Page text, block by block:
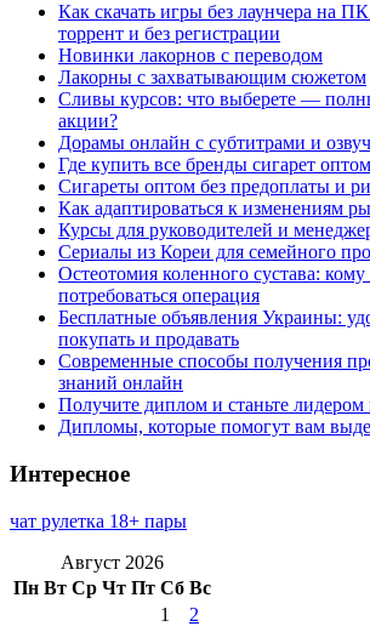
Как скачать игры без лаунчера на
торрент и без регистрации
Новинки лакорнов с переводом
Лакорны с захватывающим сюжетом
Сливы курсов: что выберете —
акции?
Дорамы онлайн с субтитрами и
Где купить все бренды сигарет оптом
Сигареты оптом без предоплаты и
Как адаптироваться к изменениям
Курсы для руководителей и
Сериалы из Кореи для семейного
Остеотомия коленного сустава:
потребоваться операция
Бесплатные объявления Украины:
покупать и продавать
Современные способы получения
знаний онлайн
Получите диплом и станьте лидером
Дипломы, которые помогут вам
Интересное
чат рулетка 18+ пары
Август 2026
Пн Вт Ср Чт Пт Сб Вс
1
2